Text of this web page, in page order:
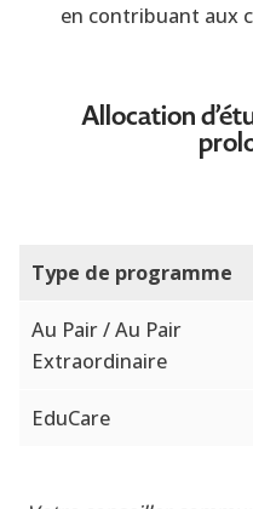
en contribuant aux
Allocation
Type de programme
Au Pair / Au Pair
Extraordinaire
EduCare